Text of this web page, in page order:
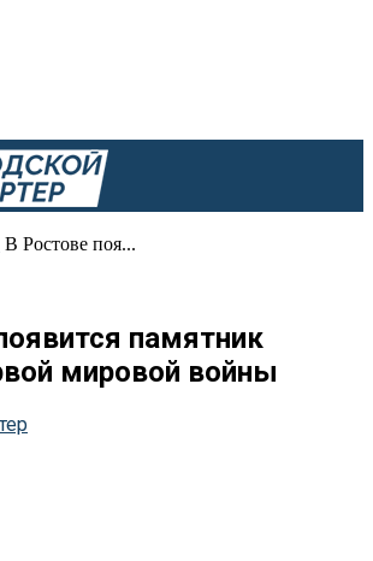
В Ростове поя...
памятник
мировой войны